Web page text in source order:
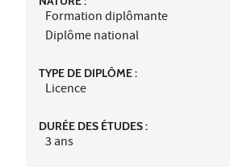
Formation diplômante
Diplôme national
TYPE DE DIPLÔME :
Licence
DURÉE DES ÉTUDES :
3 ans